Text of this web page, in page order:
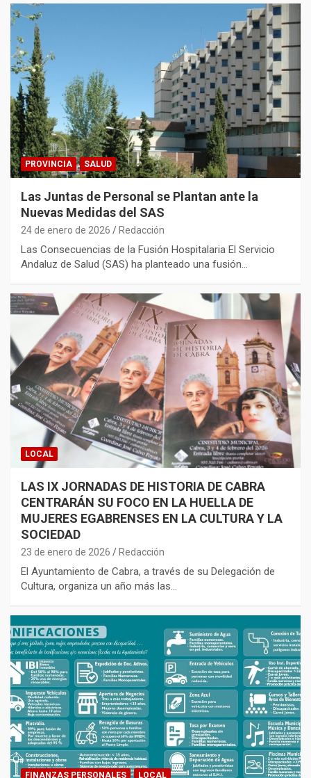
PROVINCIA SALUD
Las Juntas de Personal se Plantan ante la
Nuevas Medidas del SAS
24 de enero de 2026 Redacción
Las Consecuencias de la Fusión Hospitalaria El Servicio
Andaluz de Salud (SAS) ha planteado una fusión…
LOCAL
LAS IX JORNADAS DE HISTORIA DE CABRA
CENTRARÁN SU FOCO EN LA HUELLA DE
MUJERES EGABRENSES EN LA CULTURA Y LA
SOCIEDAD
23 de enero de 2026 Redacción
El Ayuntamiento de Cabra, a través de su Delegación de
Cultura, organiza un año más las…
FINANZAS PERSONALES LOCAL